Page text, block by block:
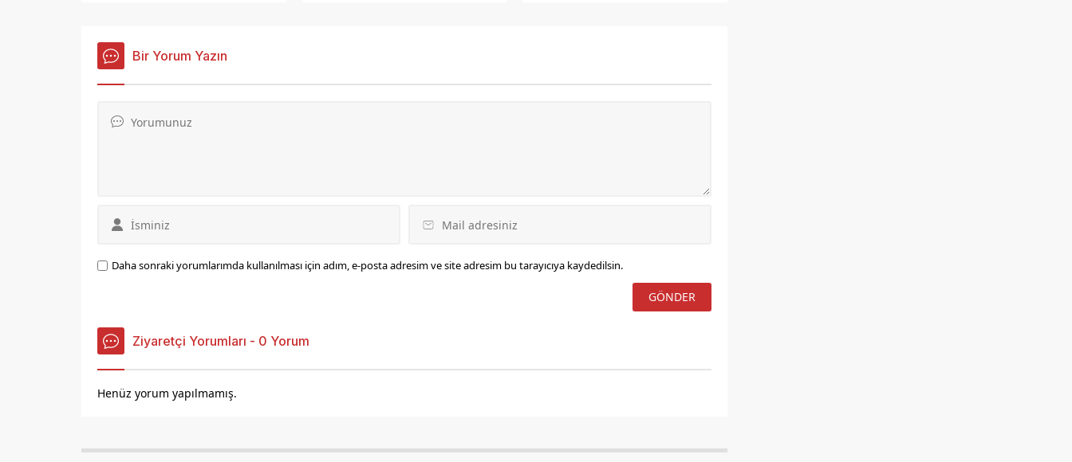
vatandaşlarımız, AK Parti'nin ve
onun liderinin davasının yanında
olduklarını net bir şekilde
cevaplandırmasını talep ederek
Bir Yorum Yazın
Daha sonraki yorumlarımda kullanılması için adım, e-posta adresim ve site adresim bu tarayıcıya kaydedilsin.
Ziyaretçi Yorumları - 0 Yorum
Henüz yorum yapılmamış.